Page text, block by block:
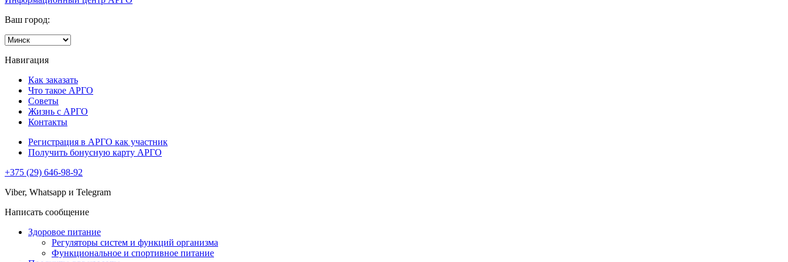
Ваш город:
Навигация
Как заказать
Что такое АРГО
Советы
Жизнь с АРГО
Контакты
Регистрация в АРГО как участник
Получить бонусную карту АРГО
+375 (29) 646-98-92
Viber, Whatsapp и Telegram
Написать сообщение
Здоровое питание
Регуляторы систем и функций организма
Функциональное и спортивное питание